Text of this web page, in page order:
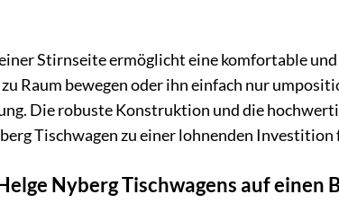
Stirnseite ermöglicht eine komfortable
zu Raum bewegen oder ihn einfach nur
Die robuste Konstruktion und die
Tischwagen zu einer lohnenden
Nyberg Tischwagens auf einen